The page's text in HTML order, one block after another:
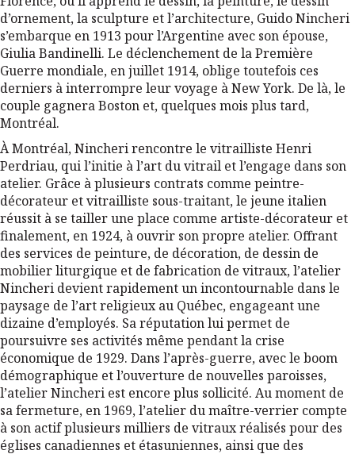
d’ornement, la sculpture et l’architecture, Guido Nincheri
s’embarque en 1913 pour l’Argentine avec son épouse,
Giulia Bandinelli. Le déclenchement de la Première
Guerre mondiale, en juillet 1914, oblige toutefois ces
derniers à interrompre leur voyage à New York. De là, le
couple gagnera Boston et, quelques mois plus tard,
Montréal.
À Montréal, Nincheri rencontre le vitrailliste Henri
Perdriau, qui l’initie à l’art du vitrail et l’engage dans son
atelier. Grâce à plusieurs contrats comme peintre-
décorateur et vitrailliste sous-traitant, le jeune italien
réussit à se tailler une place comme artiste-décorateur et
finalement, en 1924, à ouvrir son propre atelier. Offrant
des services de peinture, de décoration, de dessin de
mobilier liturgique et de fabrication de vitraux, l’atelier
Nincheri devient rapidement un incontournable dans le
paysage de l’art religieux au Québec, engageant une
dizaine d’employés. Sa réputation lui permet de
poursuivre ses activités même pendant la crise
économique de 1929. Dans l’après-guerre, avec le boom
démographique et l’ouverture de nouvelles paroisses,
l’atelier Nincheri est encore plus sollicité. Au moment de
sa fermeture, en 1969, l’atelier du maître-verrier compte
à son actif plusieurs milliers de vitraux réalisés pour des
églises canadiennes et étasuniennes, ainsi que des